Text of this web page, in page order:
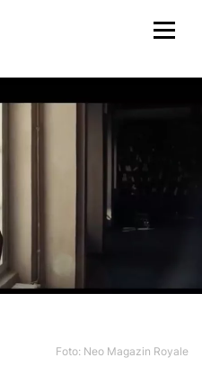
Foto: Neo Magazin Royale